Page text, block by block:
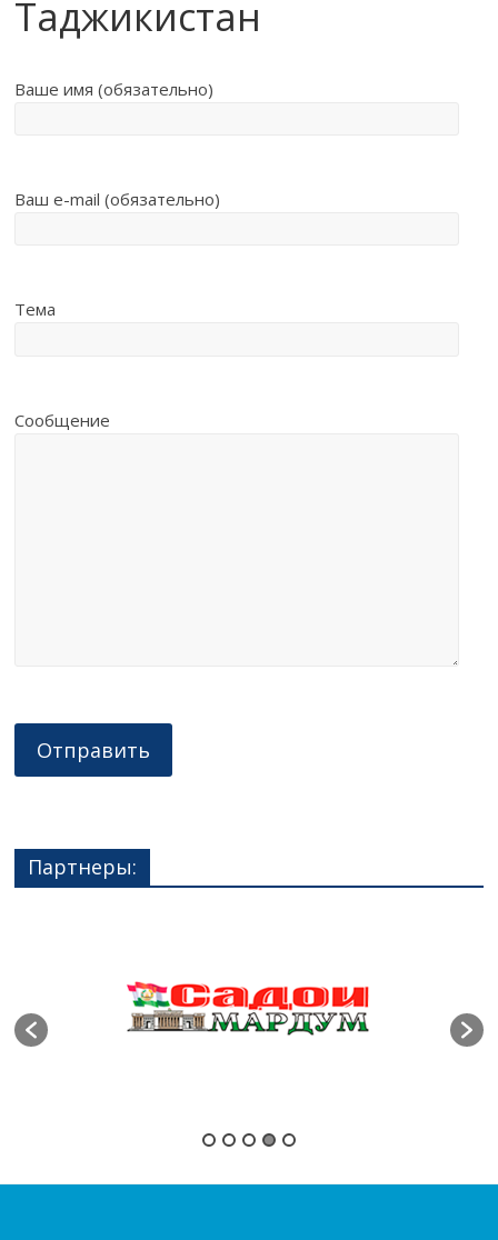
Таджикистан
Ваше имя (обязательно)
Ваш e-mail (обязательно)
Тема
Сообщение
Партнеры: